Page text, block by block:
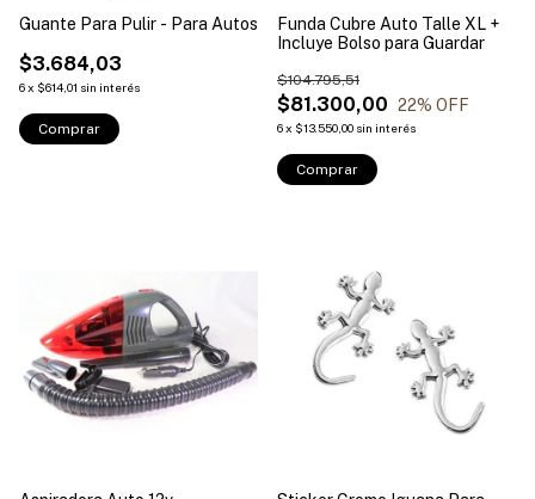
Guante Para Pulir - Para Autos
$3.684,03
6x $614,01 sin interés
Comprar
Funda Cubre Auto Talle XL +
Incluye Bolso para Guardar
$81.300,00
$104.795,51
22% OFF
6x $13.550,00 sin interés